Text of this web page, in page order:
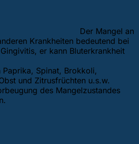
Der Mangel an
Krankheiten bedeutend bei
er kann Bluterkrankheit
Spinat, Brokkoli,
und Zitrusfrüchten u.s.w.
des Mangelzustandes